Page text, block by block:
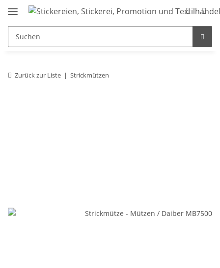
Zurück zur Liste Strickmützen